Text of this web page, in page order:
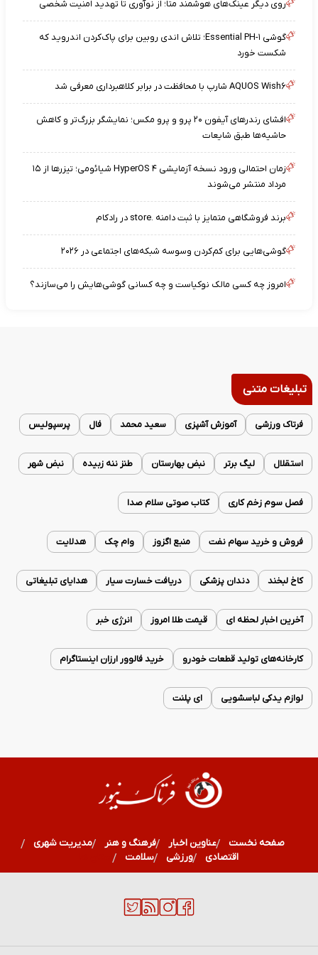
روی دیگر عینک‌های هوشمند متا؛ از نوآوری تا تهدید امنیت شخصی
گوشی Essential PH-۱؛ تلاش اندی روبین برای پاک‌کردن اندروید که
شکست خورد
AQUOS Wish۶ شارپ با محافظت در برابر کلاهبرداری معرفی شد
افشای رندرهای آیفون ۲۰ پرو و پرو مکس؛ نمایشگر بزرگ‌تر و کاهش
حاشیه‌ها طبق شایعات
زمان احتمالی ورود نسخه آزمایشی HyperOS ۴ شیائومی؛ تیزرها از ۱۵
مرداد منتشر می‌شوند
برند فروشگاهی متمایز با ثبت دامنه .store در رادکام
گوشی‌هایی برای کم‌کردن وسوسه شبکه‌های اجتماعی در ۲۰۲۶
امروز چه کسی مالک نوکیاست و چه کسانی گوشی‌هایش را می‌سازند؟
تبلیغات متنی
فرتاک ورزشی آموزش آشپزی سعید محمد فال پرسپولیس
استقلال لیگ برتر نبض بهارستان طنز ننه زبیده نبض شهر
فصل سوم زخم کاری کتاب صوتی سلام صدا
فروش و خرید سهام نفت منبع اگزوز وام چک هدلایت
کاخ لبخند دندان پزشکی دریافت خسارت سیار هدایای تبلیغاتی
آخرین اخبار لحظه ای قیمت طلا امروز انرژی خبر
کارخانه‌های تولید قطعات خودرو خرید فالوور ارزان اینستاگرام
لوازم یدکی لباسشویی ای پلنت
صفحه نخست عناوین اخبار فرهنگ و هنر
مدیریت شهری
اقتصادی
ورزشی سلامت استان ها